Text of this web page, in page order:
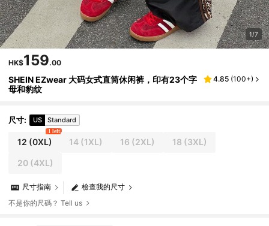
1/7
HK$159.00
SHEIN EZwear 大码女式直筒休闲裤，印有23个字
母和豹纹
4.85 (100+)
尺寸: US Standard
12 (0XL)
1 left
14 (1XL) 16 (2XL) 18 (3XL)
20(4XL)
檢查我的尺寸
尺寸指南
不是你的尺碼？ Tell us